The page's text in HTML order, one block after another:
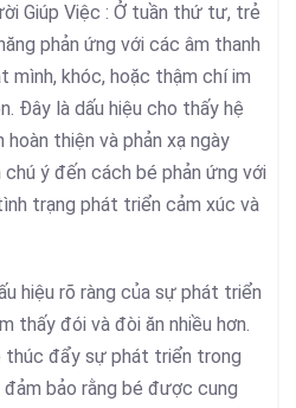
Giúp Việc : Ở tuần thứ tư, trẻ
phản ứng với các âm thanh
mình, khóc, hoặc thậm chí im
Đây là dấu hiệu cho thấy hệ
thiện và phản xạ ngày
ý đến cách bé phản ứng với
trạng phát triển cảm xúc và
hiệu rõ ràng của sự phát triển
thấy đói và đòi ăn nhiều hơn.
thúc đẩy sự phát triển trong
đảm bảo rằng bé được cung